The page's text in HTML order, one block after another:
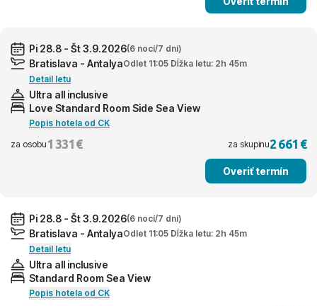
Pi 28.8 - Št 3.9.2026(6 nocí/7 dní)
Bratislava - AntalyaOdlet 11:05 Dĺžka letu: 2h 45m
Detail letu
Ultra all inclusive
Love Standard Room Side Sea View
Popis hotela od CK
za osobu 1 331 € za skupinu2 661 €
Overiť termín
Pi 28.8 - Št 3.9.2026(6 nocí/7 dní)
Bratislava - AntalyaOdlet 11:05 Dĺžka letu: 2h 45m
Detail letu
Ultra all inclusive
Standard Room Sea View
Popis hotela od CK